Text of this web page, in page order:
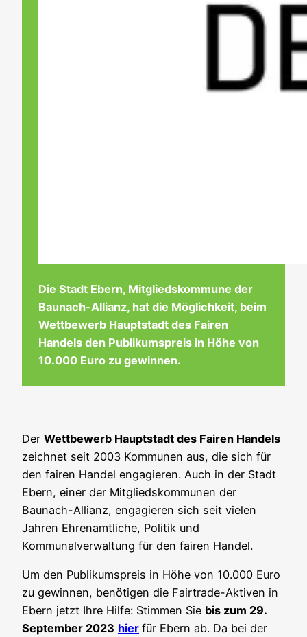
Die Stadt Ebern, Mitgliedskommune der
Baunach-Allianz, hat die Möglichkeit, beim
Wettbewerb Hauptstadt des Fairen
Handels den Publikumspreis in Höhe von
10.000 Euro zu gewinnen.
Der Wettbewerb Hauptstadt des Fairen Handels
zeichnet seit 2003 Kommunen aus, die sich für
den fairen Handel engagieren. Auch in der Stadt
Ebern, einer der Mitgliedskommunen der
Baunach-Allianz, engagieren sich seit vielen
Jahren Ehrenamtliche, Politik und
Kommunalverwaltung für den fairen Handel.
Um den Publikumspreis in Höhe von 10.000 Euro
zu gewinnen, benötigen die Fairtrade-Aktiven in
Ebern jetzt Ihre Hilfe: Stimmen Sie bis zum 29.
September 2023 hier für Ebern ab. Da bei der